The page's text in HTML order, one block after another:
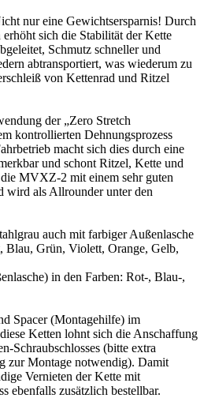
nur eine Gewichtsersparnis! Durch
sich die Stabilität der Kette
Schmutz schneller und
abtransportiert, was wiederum zu
von Kettenrad und Ritzel
der „Zero Stretch
kontrollierten Dehnungsprozess
macht sich dies durch eine
und schont Ritzel, Kette und
MVXZ-2 mit einem sehr guten
wird als Allrounder unter den
auch mit farbiger Außenlasche
Blau, Grün, Violett, Orange, Gelb,
in den Farben: Rot-, Blau-,
Spacer (Montagehilfe) im
Ketten lohnt sich die Anschaffung
Schraubschlosses (bitte extra
zur Montage notwendig). Damit
Vernieten der Kette mit
ebenfalls zusätzlich bestellbar.